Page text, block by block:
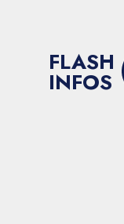
FLASH
INFOS